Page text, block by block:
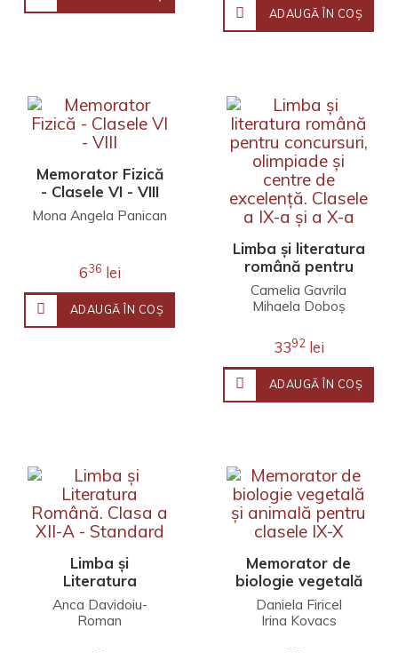
ADAUGĂ ÎN COŞ
Memorator Fizică
- Clasele VI - VIII
Mona Angela Panican
636 lei
ADAUGĂ ÎN COŞ
Limba și literatura
română pentru
concursuri,
olimpiade și
excelență. Clasele
a IX-a și a X-a
Camelia Gavrila
Mihaela Doboș
3392lei
ADAUGĂ ÎN COŞ
Limba și
Literatura
Română. Clasa a
XII-A - Standard
Anca Davidoiu-
Roman
Memorator de
biologie vegetală
și animală pentru
clasele IX-X
Daniela Firicel
Irina Kovacs